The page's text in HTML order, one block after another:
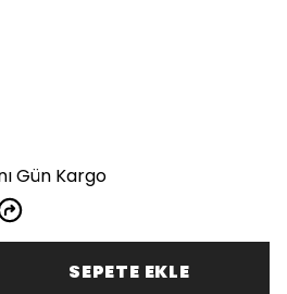
Gün Kargo
SEPETE EKLE